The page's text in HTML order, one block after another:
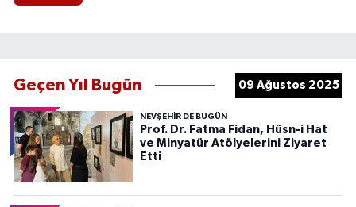
Geçen Yıl Bugün 09 Ağustos 2025
NEVŞEHIR DE BUGÜN
Prof. Dr. Fatma Fidan, Hüsn-i Hat
ve Minyatür Atölyelerini Ziyaret
Etti